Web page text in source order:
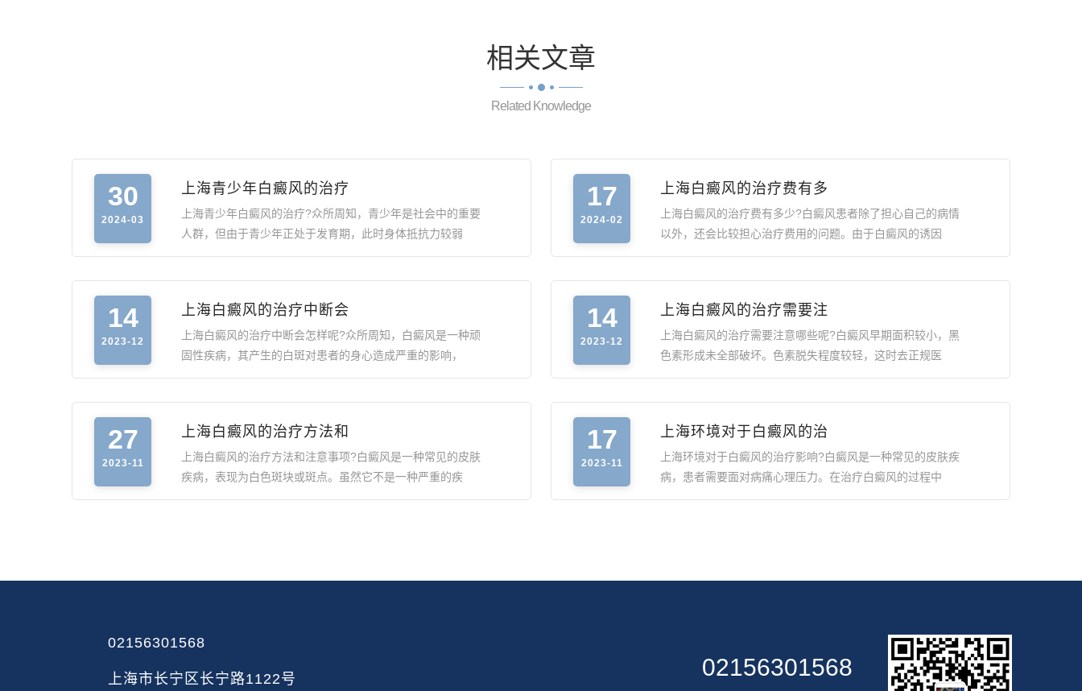
相关文章
Related Knowledge
30
2024-03
上海青少年白癜风的治疗
上海青少年白癜风的治疗?众所周知，青少年是社会中的重要
人群，但由于青少年正处于发育期，此时身体抵抗力较弱
17
2024-02
上海白癜风的治疗费有多
上海白癜风的治疗费有多少?白癜风患者除了担心自己的病情
以外，还会比较担心治疗费用的问题。由于白癜风的诱因
14
2023-12
上海白癜风的治疗中断会
上海白癜风的治疗中断会怎样呢?众所周知，白癜风是一种顽
固性疾病，其产生的白斑对患者的身心造成严重的影响，
14
2023-12
上海白癜风的治疗需要注
上海白癜风的治疗需要注意哪些呢?白癜风早期面积较小，黑
色素形成未全部破坏。色素脱失程度较轻，这时去正规医
27
2023-11
上海白癜风的治疗方法和
上海白癜风的治疗方法和注意事项?白癜风是一种常见的皮肤
疾病，表现为白色斑块或斑点。虽然它不是一种严重的疾
17
2023-11
上海环境对于白癜风的治
上海环境对于白癜风的治疗影响?白癜风是一种常见的皮肤疾
病，患者需要面对病痛心理压力。在治疗白癜风的过程中
02156301568
上海市长宁区长宁路1122号 02156301568